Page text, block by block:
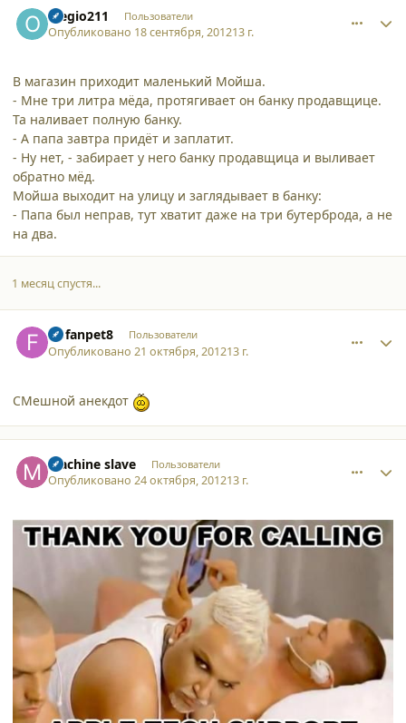
olegio211 Пользователи
Опубликовано 18 сентября, 201213 г.
В магазин приходит маленький Мойша.
- Мне три литра мёда, протягивает он банку продавщице.
Та наливает полную банку.
- А папа завтра придёт и заплатит.
- Ну нет, - забирает у него банку продавщица и выливает
обратно мёд.
Мойша выходит на улицу и заглядывает в банку:
- Папа был неправ, тут хватит даже на три бутерброда, а не
на два.
1 месяц спустя...
fiofanpet8 Пользователи
Опубликовано21 октября, 201213 г.
СМешной анекдот
Machine slave Пользователи
Опубликовано24 октября, 201213 г.